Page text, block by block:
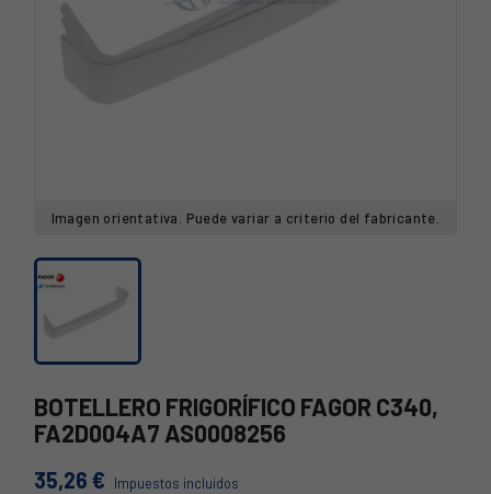
Imagen orientativa. Puede variar a criterio del fabricante.
BOTELLERO FRIGORÍFICO FAGOR C340,
FA2D004A7 AS0008256
35,26 € Impuestos incluidos